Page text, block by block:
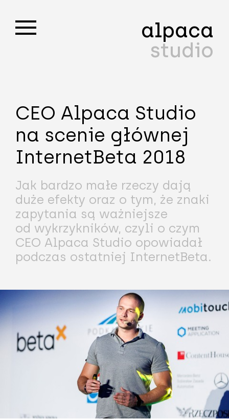
alpaca
studio
CEO Alpaca Studio
na scenie głównej
InternetBeta 2018
Jak bardzo małe rzeczy dają
duże efekty oraz o tym, że znaki
zapytania są ważniejsze
od wykrzykników, czyli o czym
CEO Alpaca Studio opowiadał
podczas ostatniej InternetBeta.